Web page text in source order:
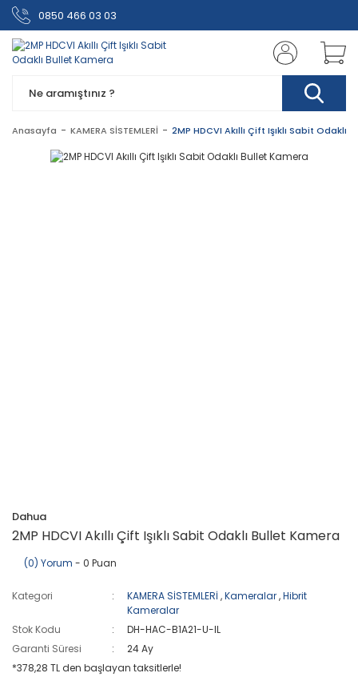
0850 466 03 03
Anasayfa KAMERA SİSTEMLERİ 2MP HDCVI Akıllı Çift Işıklı Sabit Odaklı
Dahua
2MP HDCVI Akıllı Çift Işıklı Sabit Odaklı Bullet Kamera
(0) Yorum - 0 Puan
Kategori KAMERA SİSTEMLERİ ,Kameralar,Hibrit
Kameralar
Stok Kodu
DH-HAC-B1A21-U-IL
Garanti Süresi
24 Ay
*378,28 TL den başlayan taksitlerle!